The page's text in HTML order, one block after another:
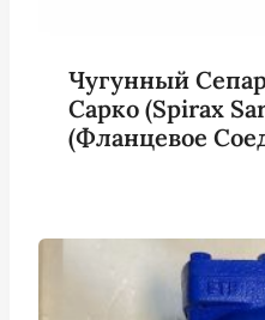
Чугунный
Сарко (Spirax
(фланцевое